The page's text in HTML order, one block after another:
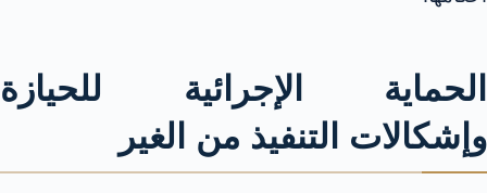
الحماية الإجرائية للحيازة
وإشكالات التنفيذ من الغير